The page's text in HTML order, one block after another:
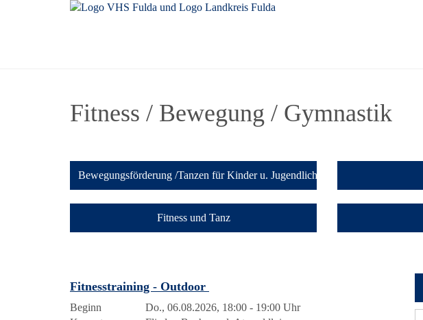
Fitness / Bewegung / Gymnastik
Bewegungsförderung /Tanzen für Kinder u. Jugendliche
Fitness und Tanz
Fitnesstraining - Outdoor
Beginn
Do., 06.08.2026, 18:00 - 19:00 Uhr